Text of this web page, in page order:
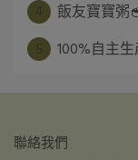
飯友寶寶粥
100%自主
聯絡我們